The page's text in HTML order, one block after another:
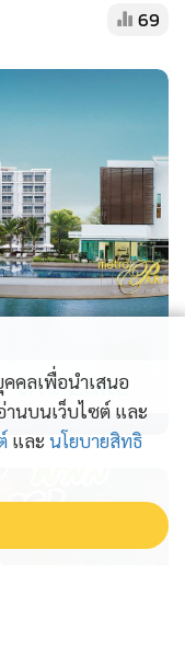
ออนุญาตยังไม่เปิด69
the Lake
คลเพื่อนำเสนอ
นบนเว็บไซต์ และ
และ นโยบายสิทธิ